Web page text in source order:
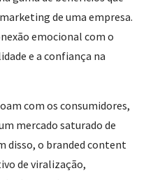
de uma empresa.
emocional com o
e a confiança na
com os consumidores,
mercado saturado de
disso, o branded content
de viralização,